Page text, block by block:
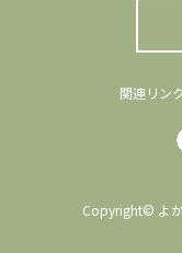
関連リン
Copyright© よ